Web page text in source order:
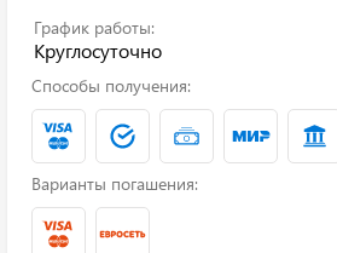
График работы:
Круглосуточно
Способы получения:
Варианты погашения: